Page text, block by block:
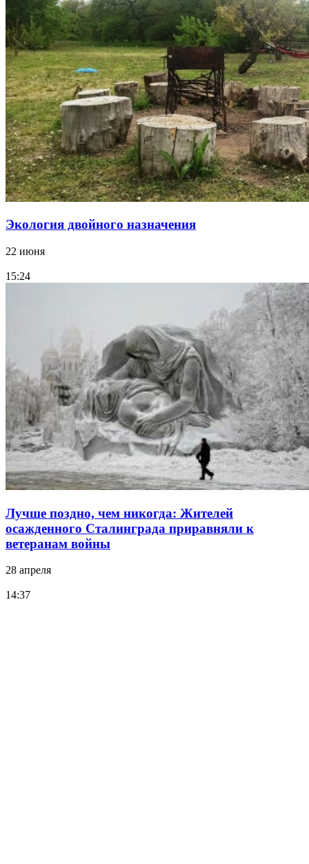
Экология двойного назначения
22 июня
15:24
Лучше поздно, чем никогда: Жителей
осажденного Сталинграда приравняли к
ветеранам войны
28 апреля
14:37